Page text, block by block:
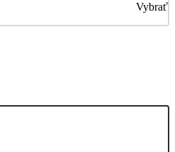
Vybrať